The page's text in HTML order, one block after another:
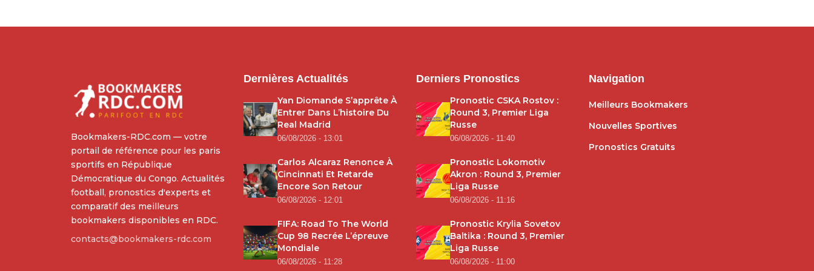
Bookmakers-RDC.com — votre
portail de référence pour les paris
sportifs en République
Démocratique du Congo. Actualités
football, pronostics d'experts et
comparatif des meilleurs
bookmakers disponibles en RDC.
contacts@bookmakers-rdc.com
Dernières Actualités
Yan Diomande S’apprête À
Entrer Dans L’histoire Du
Real Madrid
06/08/2026 - 13:01
Carlos Alcaraz Renonce À
Cincinnati Et Retarde
Encore Son Retour
06/08/2026 - 12:01
FIFA: Road To The World
Cup 98 Recrée L’épreuve
Mondiale
06/08/2026 - 11:28
Derniers Pronostics
Pronostic CSKA Rostov :
Round 3, Premier Liga
Russe
06/08/2026 - 11:40
Pronostic Lokomotiv
Akron : Round 3, Premier
Liga Russe
06/08/2026 - 11:16
Pronostic Krylia Sovetov
Baltika : Round 3, Premier
Liga Russe
06/08/2026 - 11:00
Navigation
Meilleurs Bookmakers
Nouvelles Sportives
Pronostics Gratuits